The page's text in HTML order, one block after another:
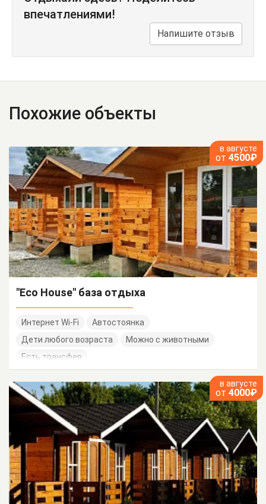
впечатлениями!
Напишите отзыв
Похожие объекты
в августе
от 4500₽
"Eco House" база отдыха
Интернет Wi-Fi
Автостоянка
Дети любого возраста
Можно с животными
Есть трансфер
в августе
от 4000₽